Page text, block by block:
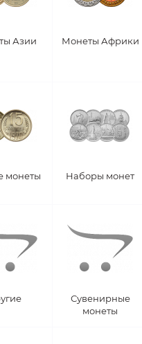
Азии Монеты Африки
монеты Наборы монет
Сувенирные
монеты